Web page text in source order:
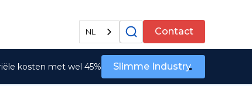
NL Contact
kosten met wel 45% Slimme Industry